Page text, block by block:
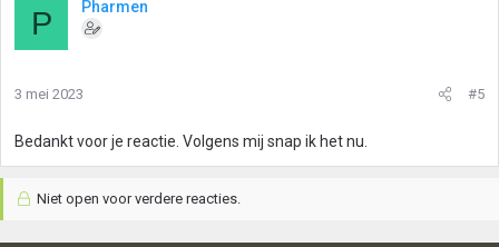
n
e
n
P Pharmen
3 mei 2023 #5
Bedankt voor je reactie. Volgens mij snap ik het nu.
Niet open voor verdere reacties.